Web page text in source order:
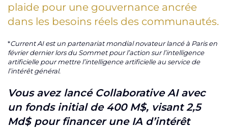
plaide pour une gouvernance ancrée
dans les besoins réels des communautés.
*Current AI est un partenariat mondial novateur lancé à Paris en
février dernier lors du Sommet pour l’action sur l’intelligence
artificielle pour mettre l’intelligence artificielle au service de
l’intérêt général.
Vous avez lancé Collaborative AI avec
un fonds initial de 400 M$, visant 2,5
Md$ pour financer une IA d’intérêt